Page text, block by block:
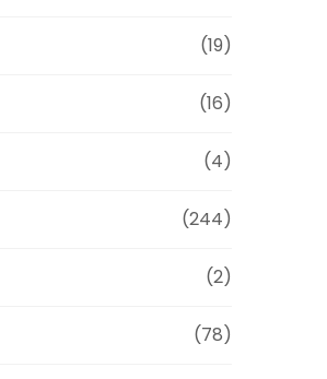
(19)
(16)
(4)
(244)
(2)
(78)